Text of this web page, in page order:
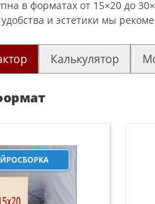
в форматах от 15×20 до
и эстетики мы
Калькулятор